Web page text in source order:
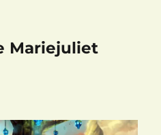
Mariejuliet